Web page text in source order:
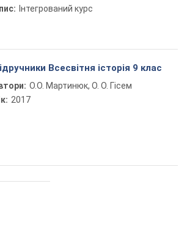
Інтегрований курс
Всесвітня історія 9 клас
О.О. Мартинюк, О. О. Гісем
2017